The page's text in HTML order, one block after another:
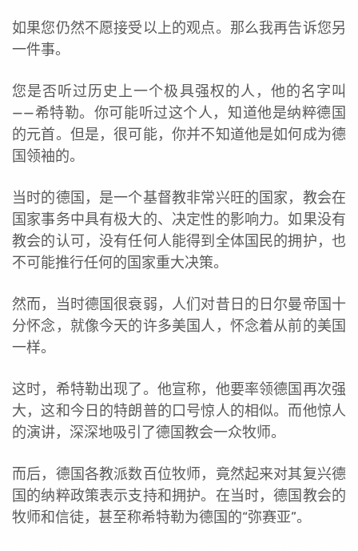
如果您仍然不愿接受以上的观点。那么我再告诉您另
一件事。
您是否听过历史上一个极具强权的人，他的名字叫
——希特勒。你可能听过这个人，知道他是纳粹德国
的元首。但是，很可能，你并不知道他是如何成为德
国领袖的。
当时的德国，是一个基督教非常兴旺的国家，教会在
国家事务中具有极大的、决定性的影响力。如果没有
教会的认可，没有任何人能得到全体国民的拥护，也
不可能推行任何的国家重大决策。
然而，当时德国很衰弱，人们对昔日的日尔曼帝国十
分怀念，就像今天的许多美国人，怀念着从前的美国
一样。
这时，希特勒出现了。他宣称，他要率领德国再次强
大，这和今日的特朗普的口号惊人的相似。而他惊人
的演讲，深深地吸引了德国教会一众牧师。
而后，德国各教派数百位牧师，竟然起来对其复兴德
国的纳粹政策表示支持和拥护。在当时，德国教会的
牧师和信徒，甚至称希特勒为德国的“弥赛亚”。